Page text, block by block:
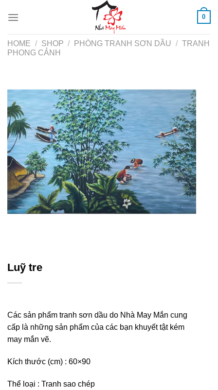
0
HOME / SHOP / PHÒNG TRANH SƠN DẦU / TRANH
PHONG CẢNH
Luỹ tre
Các sản phẩm tranh sơn dầu do Nhà May Mắn cung
cấp là những sản phẩm của các bạn khuyết tật kém
may mắn vẽ.
Kích thước (cm) : 60×90
Thể loại : Tranh sao chép